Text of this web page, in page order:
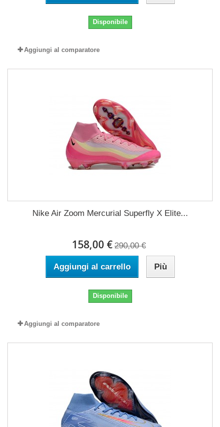
Disponibile
Aggiungi al comparatore
Nike Air Zoom Mercurial Superfly X Elite...
158,00 € 290,00 €
Aggiungi al carrello Più
Disponibile
Aggiungi al comparatore